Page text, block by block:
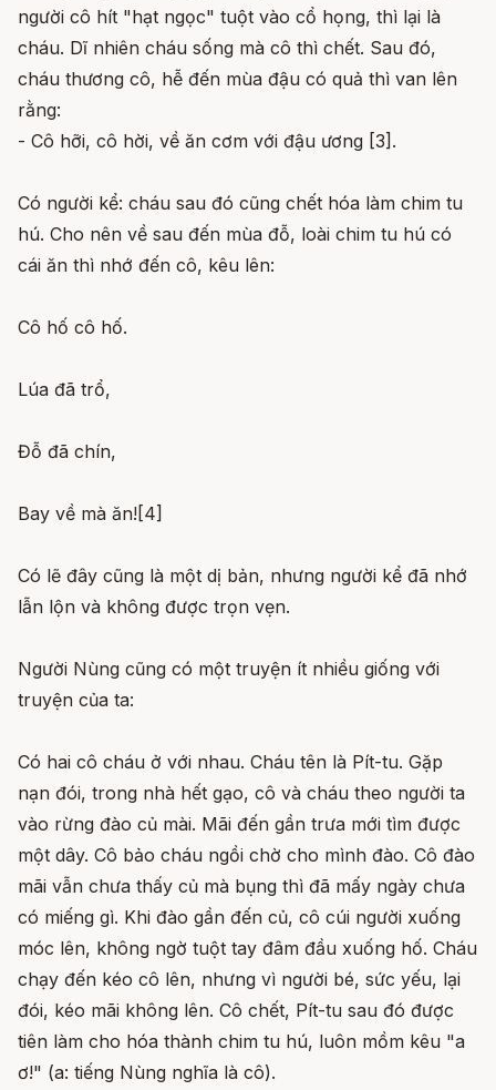
người cô hít "hạt ngọc" tuột vào cổ họng, thì lại là
cháu. Dĩ nhiên cháu sống mà cô thì chết. Sau đó,
cháu thương cô, hễ đến mùa đậu có quả thì van lên
rằng:
- Cô hỡi, cô hời, về ăn cơm với đậu ương [3].
Có người kể: cháu sau đó cũng chết hóa làm chim tu
hú. Cho nên về sau đến mùa đỗ, loài chim tu hú có
cái ăn thì nhớ đến cô, kêu lên:
Cô hố cô hố.
Lúa đã trổ,
Đỗ đã chín,
Bay về mà ăn![4]
Có lẽ đây cũng là một dị bản, nhưng người kể đã nhớ
lẫn lộn và không được trọn vẹn.
Người Nùng cũng có một truyện ít nhiều giống với
truyện của ta:
Có hai cô cháu ở với nhau. Cháu tên là Pít-tu. Gặp
nạn đói, trong nhà hết gạo, cô và cháu theo người ta
vào rừng đào củ mài. Mãi đến gần trưa mới tìm được
một dây. Cô bảo cháu ngồi chờ cho mình đào. Cô đào
mãi vẫn chưa thấy củ mà bụng thì đã mấy ngày chưa
có miếng gì. Khi đào gần đến củ, cô cúi người xuống
móc lên, không ngờ tuột tay đâm đầu xuống hố. Cháu
chạy đến kéo cô lên, nhưng vì người bé, sức yếu, lại
đói, kéo mãi không lên. Cô chết, Pít-tu sau đó được
tiên làm cho hóa thành chim tu hú, luôn mồm kêu "a
ơ!" (a: tiếng Nùng nghĩa là cô).